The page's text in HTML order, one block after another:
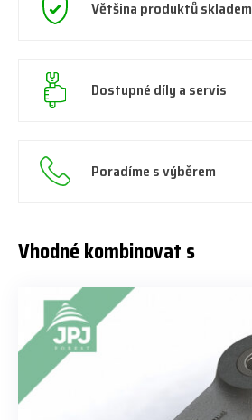
Většina produktů skladem
Dostupné díly a servis
Poradíme s výběrem
Vhodné kombinovat s